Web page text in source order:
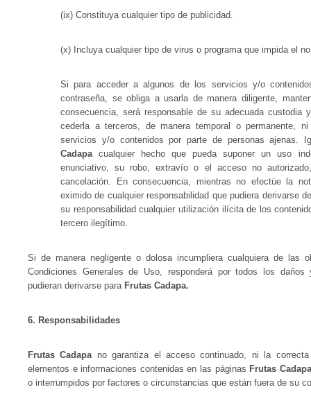
(ix) Constituya cualquier tipo de publicidad.
(x) Incluya cualquier tipo de virus o programa que impida el
Si para acceder a algunos de los servicios y/o
contraseña, se obliga a usarla de manera diligente,
consecuencia, será responsable de su adecuada custodia
cederla a terceros, de manera temporal o permanente,
servicios y/o contenidos por parte de personas ajenas.
Cadapacualquier hecho que pueda suponer un uso
enunciativo, su robo, extravío o el acceso no
cancelación. En consecuencia, mientras no efectúe la
eximido de cualquier responsabilidad que pudiera derivarse
su responsabilidad cualquier utilización ilícita de los
tercero ilegítimo.
Si de manera negligente o dolosa incumpliera cualquiera de las
Condiciones Generales de Uso, responderá por todos los
pudieran derivarse para Frutas Cadapa.
6. Responsabilidades
Frutas Cadapano garantiza el acceso continuado, ni la
elementos e informaciones contenidas en las páginas Frutas Cadapa
o interrumpidos por factores o circunstancias que están fuera de su